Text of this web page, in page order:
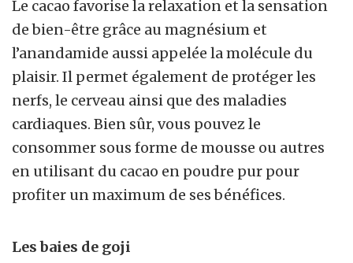
Le cacao favorise la relaxation et la sensation
de bien-être grâce au magnésium et
l’anandamide aussi appelée la molécule du
plaisir. Il permet également de protéger les
nerfs, le cerveau ainsi que des maladies
cardiaques. Bien sûr, vous pouvez le
consommer sous forme de mousse ou autres
en utilisant du cacao en poudre pur pour
profiter un maximum de ses bénéfices.
Les baies de goji